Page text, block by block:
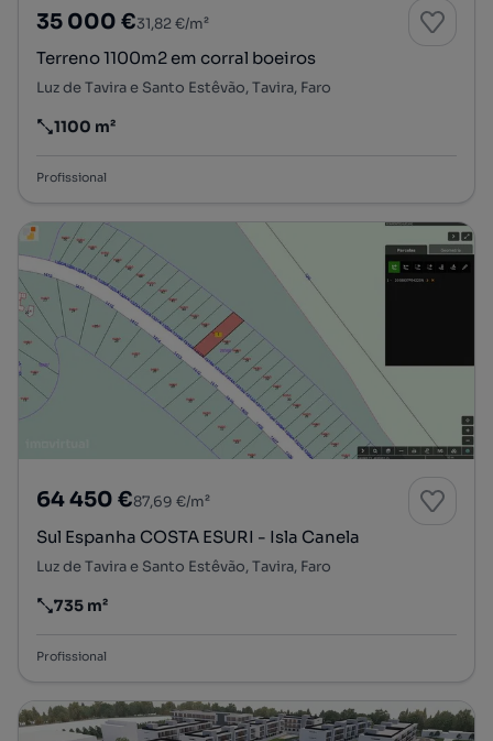
35 000 €31,82 €/m²
Terreno 1100m2 em corral boeiros
Luz de Tavira e Santo Estêvão, Tavira, Faro
Preço por metro quadrado
1100 m²
Profissional
64 450 €87,69 €/m²
Sul Espanha COSTA ESURI - Isla Canela
Luz de Tavira e Santo Estêvão, Tavira, Faro
Preço por metro quadrado
735 m²
Profissional